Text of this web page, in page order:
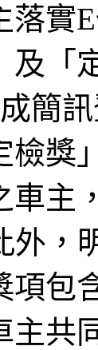
落實
及
簡
檢獎
車主
外，
項包
主共